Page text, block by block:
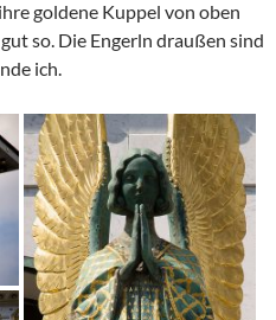
goldene Kuppel von oben
so. Die Engerln draußen sind
ich.